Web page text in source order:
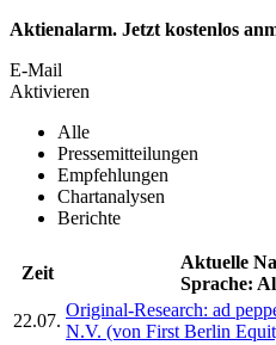
Aktienalarm. Jetzt kostenlos
E-Mail
Aktivieren
Alle
Pressemitteilungen
Empfehlungen
Chartanalysen
Berichte
Zeit
Aktuelle
Sprache:
22.07.
Original-Research: ad
N.V. (von First Berlin